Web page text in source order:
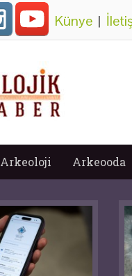
Künye |
Arkeoloji Arkeooda